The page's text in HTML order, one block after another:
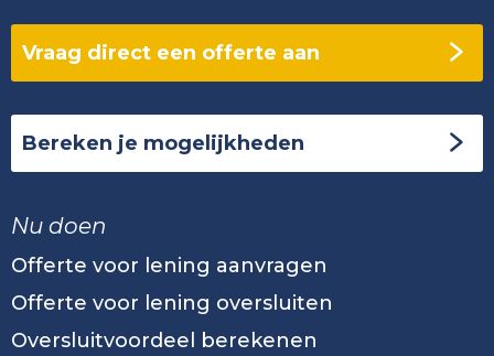
Vraag direct een offerte aan
Bereken je mogelijkheden
Nu doen
Offerte voor lening aanvragen
Offerte voor lening oversluiten
Oversluitvoordeel berekenen